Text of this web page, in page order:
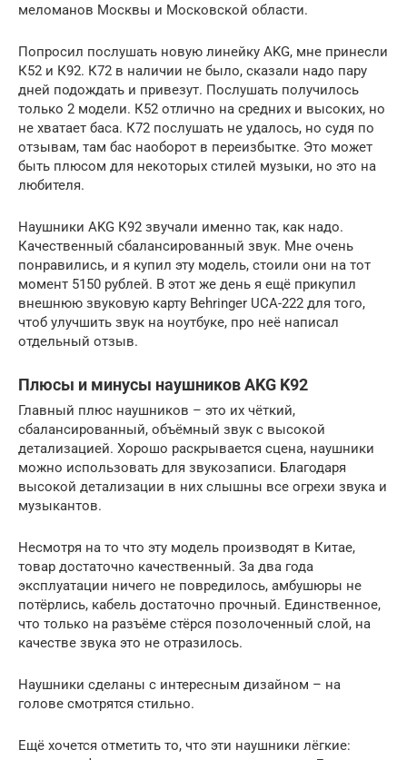
меломанов Москвы и Московской области.
Попросил послушать новую линейку AKG, мне принесли
К52 и К92. К72 в наличии не было, сказали надо пару
дней подождать и привезут. Послушать получилось
только 2 модели. К52 отлично на средних и высоких, но
не хватает баса. К72 послушать не удалось, но судя по
отзывам, там бас наоборот в переизбытке. Это может
быть плюсом для некоторых стилей музыки, но это на
любителя.
Наушники AKG К92 звучали именно так, как надо.
Качественный сбалансированный звук. Мне очень
понравились, и я купил эту модель, стоили они на тот
момент 5150 рублей. В этот же день я ещё прикупил
внешнюю звуковую карту Behringer UCA-222 для того,
чтоб улучшить звук на ноутбуке, про неё написал
отдельный отзыв.
Плюсы и минусы наушников AKG K92
Главный плюс наушников – это их чёткий,
сбалансированный, объёмный звук с высокой
детализацией. Хорошо раскрывается сцена, наушники
можно использовать для звукозаписи. Благодаря
высокой детализации в них слышны все огрехи звука и
музыкантов.
Несмотря на то что эту модель производят в Китае,
товар достаточно качественный. За два года
эксплуатации ничего не повредилось, амбушюры не
потёрлись, кабель достаточно прочный. Единственное,
что только на разъёме стёрся позолоченный слой, на
качестве звука это не отразилось.
Наушники сделаны с интересным дизайном – на
голове смотрятся стильно.
Ещё хочется отметить то, что эти наушники лёгкие: